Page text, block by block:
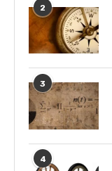
2
3
4